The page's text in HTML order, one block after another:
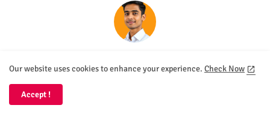
हरी, पिछले 5 वर्षों से Your DT Seva के माध्यम से पाठकों को सरकारी योजनाओं, बैंकिंग और
सटीक जानकारी देते हैं ताकि आप डिजिटल सेवाओं का सही उपयोग कर सकें।
Our website uses cookies to enhance your experience. Check Now
Accept !